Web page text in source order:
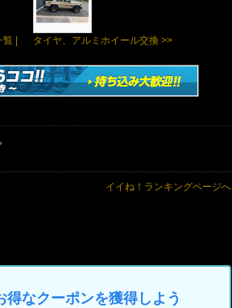
覧 | タイヤ、アルミホイール交換 >>
イイね！ランキングページへ
なクーポンを獲得しよう